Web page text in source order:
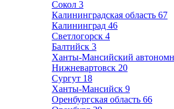
Сокол 3
Калининградская область 67
Калининград 46
Светлогорск 4
Балтийск 3
Ханты-Мансийский
Нижневартовск 20
Сургут 18
Ханты-Мансийск 9
Оренбургская область 66